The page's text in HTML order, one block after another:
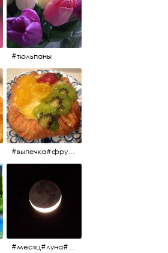
#тюльпаны
#выпечка#фрукты#пекарня#зима
#месяц#луна#африканскаялуна#moon#moon🌙